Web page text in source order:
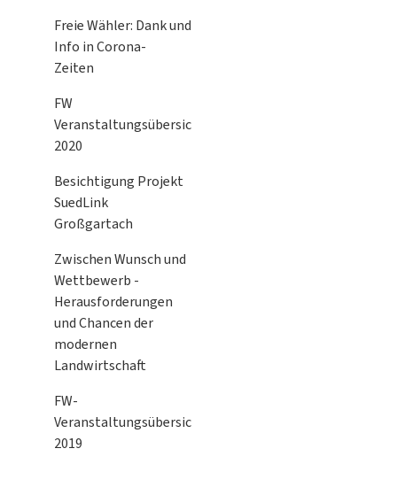
Freie Wähler: Dank und
Info in Corona-
Zeiten
FW
Veranstaltungsübersicht
2020
Besichtigung Projekt
SuedLink
Großgartach
Zwischen Wunsch und
Wettbewerb -
Herausforderungen
und Chancen der
modernen
Landwirtschaft
FW-
Veranstaltungsübersicht
2019